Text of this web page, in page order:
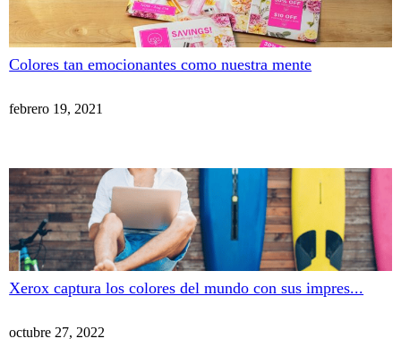
Colores tan emocionantes como nuestra mente
febrero 19, 2021
Xerox captura los colores del mundo con sus impres...
octubre 27, 2022